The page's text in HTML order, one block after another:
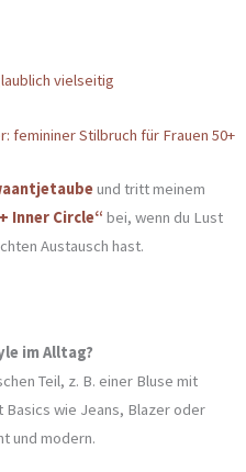
vielseitig
femininer Stilbruch für Frauen 50+
und tritt meinem
Inner Circle“ bei, wenn du Lust
Austausch hast.
im Alltag?
Teil, z. B. einer Bluse mit
wie Jeans, Blazer oder
und modern.